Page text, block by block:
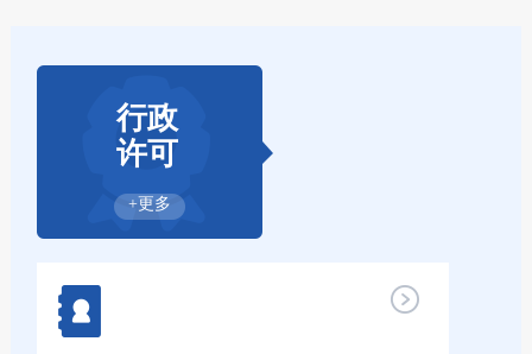
行政
许可
+更多